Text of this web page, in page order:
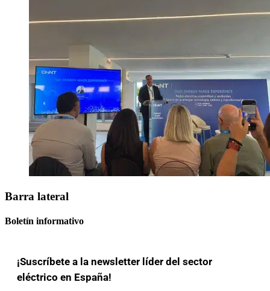
Barra lateral
Boletín informativo
¡Suscríbete a la newsletter líder del sector
eléctrico en España!